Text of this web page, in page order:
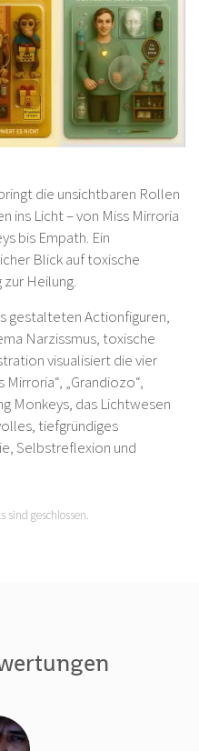
die unsichtbaren Rollen
ins Licht – von Miss Mirroria
bis Empath. Ein
Blick auf toxische
Heilung.
gestalteten Actionfiguren,
Narzissmus, toxische
visualisiert die vier
„Grandiozo“,
Monkeys, das Lichtwesen
tiefgründiges
Selbstreflexion und
sind geschlossen.